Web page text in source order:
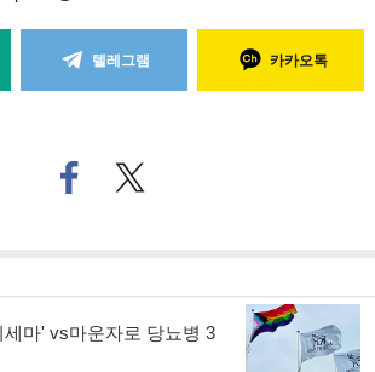
텔레그램 카카오톡
페
이
기
사
공
트위
터로
세마' vs마운자로 당뇨병 3